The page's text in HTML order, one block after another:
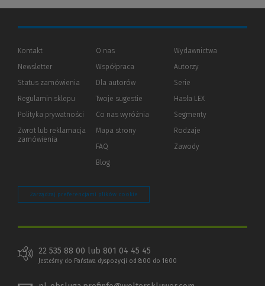
Kontakt
Newsletter
Status zamówienia
Regulamin sklepu
Polityka prywatności (Nowe
(Link
innej
Zwrot lub reklamacja
zamówienia
O nas
Współpraca
Dla autorów(Nowe
(Link
innej
strony)
Twoje sugestie
Co nas wyróżnia
Mapa strony
FAQ
Blog
Wydawnictwa
Autorzy
Serie
Hasła LEX
Segmenty
Rodzaje
Zawody
Zarządzaj preferencjami plików cookie
22 535 88 00 lub 801 04 45 45
Jesteśmy do Państwa dyspozycji od 8:00 do 16:00